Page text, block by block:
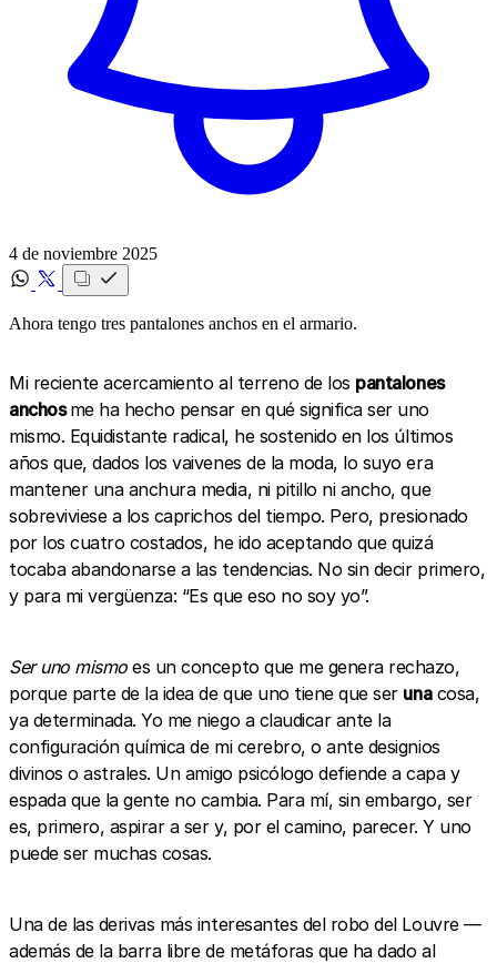
4 de noviembre 2025
Ahora tengo tres pantalones anchos en el armario.
Mi reciente acercamiento al terreno de los pantalones
anchosme ha hecho pensar en qué significa ser uno
mismo. Equidistante radical, he sostenido en los últimos
años que, dados los vaivenes de la moda, lo suyo era
mantener una anchura media, ni pitillo ni ancho, que
sobreviviese a los caprichos del tiempo. Pero, presionado
por los cuatro costados, he ido aceptando que quizá
tocaba abandonarse a las tendencias. No sin decir primero,
y para mi vergüenza: “Es que eso no soy yo”.
Ser uno mismoes un concepto que me genera rechazo,
porque parte de la idea de que uno tiene que ser unacosa,
ya determinada. Yo me niego a claudicar ante la
configuración química de mi cerebro, o ante designios
divinos o astrales. Un amigo psicólogo defiende a capa y
espada que la gente no cambia. Para mí, sin embargo, ser
es, primero, aspirar a ser y, por el camino, parecer. Y uno
puede ser muchas cosas.
Una de las derivas más interesantes del robo del Louvre —
además de la barra libre de metáforas que ha dado al